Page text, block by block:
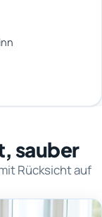
sauber
Rücksicht auf